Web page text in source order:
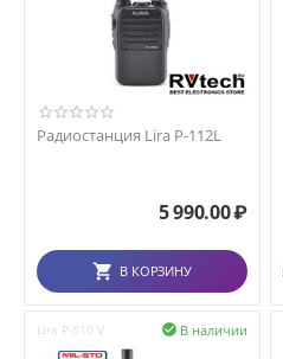
Радиостанция Lira P-112L
5 990.00₽
В КОРЗИНУ
Lira P-510 V В наличии
